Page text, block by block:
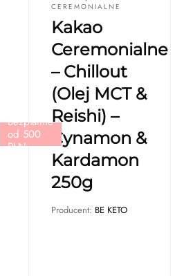
Bezpłatnie
od 500
PLN
CEREMONIALNE
Kakao
Ceremonialne
– Chillout
(Olej MCT &
Reishi) –
Cynamon &
Kardamon
250g
Producent: BE KETO